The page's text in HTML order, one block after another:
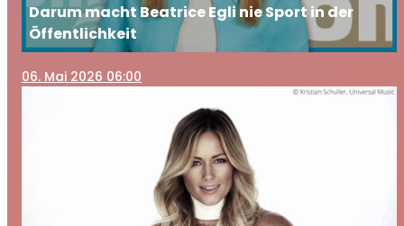
Darum macht Beatrice Egli nie Sport in der
Öffentlichkeit
06. Mai 2026 06:00